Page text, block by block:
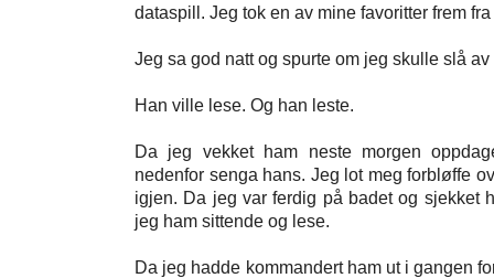
dataspill. Jeg tok en av mine favoritter frem
Jeg sa god natt og spurte om jeg skulle slå
Han ville lese. Og han leste.
Da jeg vekket ham neste morgen
nedenfor senga hans. Jeg lot meg forbløffe
igjen. Da jeg var ferdig på badet og sjekket
jeg ham sittende og lese.
Da jeg hadde kommandert ham ut i gangen